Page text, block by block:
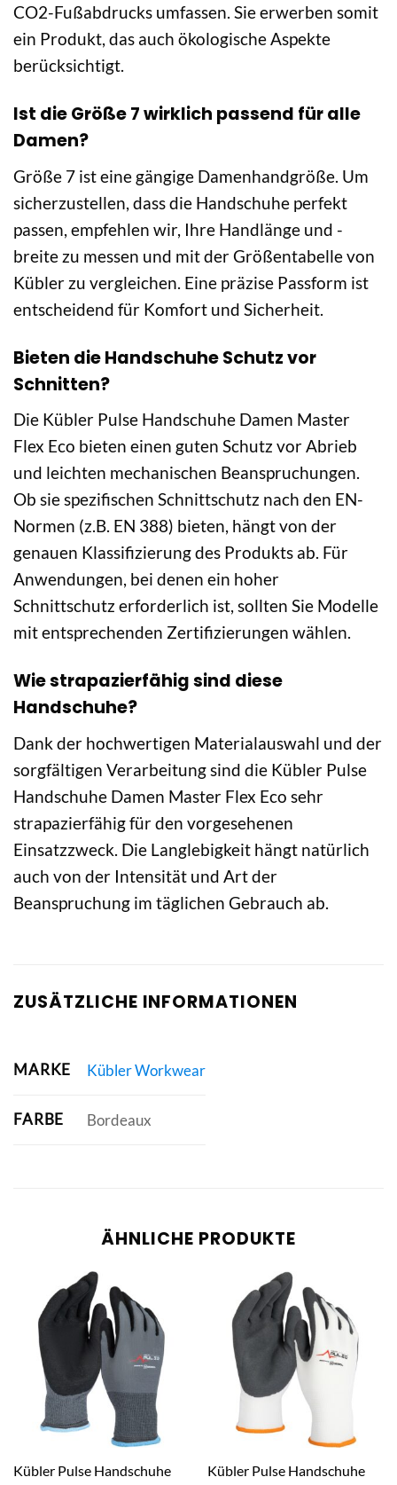
CO2-Fußabdrucks umfassen. Sie erwerben somit
ein Produkt, das auch ökologische Aspekte
berücksichtigt.
Ist die Größe 7 wirklich passend für alle
Damen?
Größe 7 ist eine gängige Damenhandgröße. Um
sicherzustellen, dass die Handschuhe perfekt
passen, empfehlen wir, Ihre Handlänge und -
breite zu messen und mit der Größentabelle von
Kübler zu vergleichen. Eine präzise Passform ist
entscheidend für Komfort und Sicherheit.
Bieten die Handschuhe Schutz vor
Schnitten?
Die Kübler Pulse Handschuhe Damen Master
Flex Eco bieten einen guten Schutz vor Abrieb
und leichten mechanischen Beanspruchungen.
Ob sie spezifischen Schnittschutz nach den EN-
Normen (z.B. EN 388) bieten, hängt von der
genauen Klassifizierung des Produkts ab. Für
Anwendungen, bei denen ein hoher
Schnittschutz erforderlich ist, sollten Sie Modelle
mit entsprechenden Zertifizierungen wählen.
Wie strapazierfähig sind diese
Handschuhe?
Dank der hochwertigen Materialauswahl und der
sorgfältigen Verarbeitung sind die Kübler Pulse
Handschuhe Damen Master Flex Eco sehr
strapazierfähig für den vorgesehenen
Einsatzzweck. Die Langlebigkeit hängt natürlich
auch von der Intensität und Art der
Beanspruchung im täglichen Gebrauch ab.
ZUSÄTZLICHE INFORMATIONEN
MARKE Kübler Workwear
FARBE Bordeaux
ÄHNLICHE PRODUKTE
Kübler Pulse Handschuhe
Kübler Pulse Handschuhe